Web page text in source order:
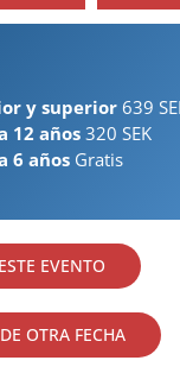
y superior639
12 años320 SEK
6 añosGratis
EVENTO
OTRA FECHA